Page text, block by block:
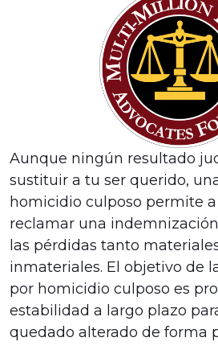
Aunque ningún resultado
sustituir a tu ser querido,
homicidio culposo permite
reclamar una
las pérdidas tanto
inmateriales. El objetivo de
por homicidio culposo es
estabilidad a largo plazo
quedado alterado de forma